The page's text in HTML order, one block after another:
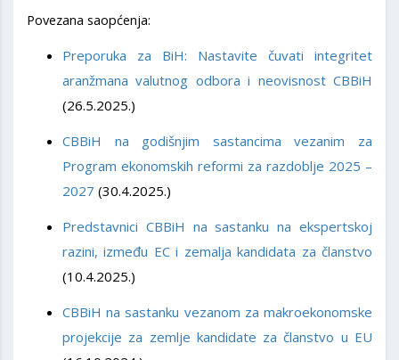
Povezana saopćenja:
Preporuka za BiH: Nastavite čuvati integritet
aranžmana valutnog odbora i neovisnost CBBiH
(26.5.2025.)
CBBiH na godišnjim sastancima vezanim za
Program ekonomskih reformi za razdoblje 2025 –
2027 (30.4.2025.)
Predstavnici CBBiH na sastanku na ekspertskoj
razini, između EC i zemalja kandidata za članstvo
(10.4.2025.)
CBBiH na sastanku vezanom za makroekonomske
projekcije za zemlje kandidate za članstvo u EU